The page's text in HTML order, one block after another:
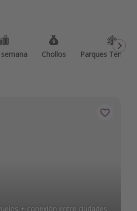
semana Chollos Parques
+ conexión entre ciudades